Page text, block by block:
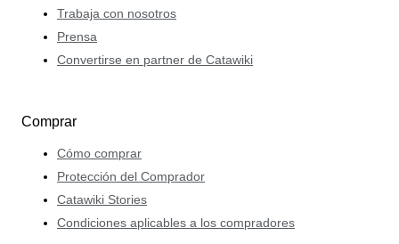
Trabaja con nosotros
Prensa
Convertirse en partner de Catawiki
Comprar
Cómo comprar
Protección del Comprador
Catawiki Stories
Condiciones aplicables a los compradores